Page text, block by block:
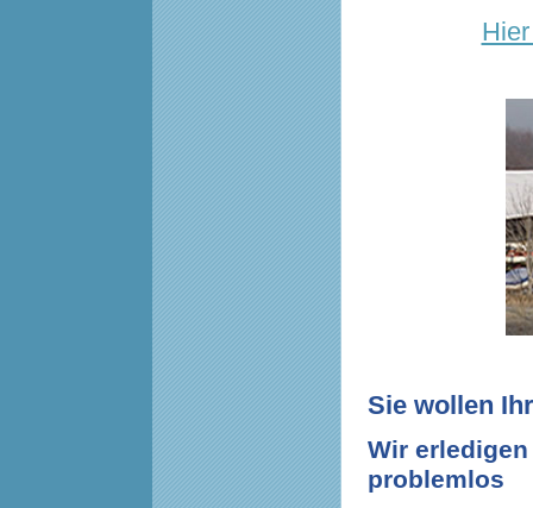
Sie wollen
Wir
problemlos